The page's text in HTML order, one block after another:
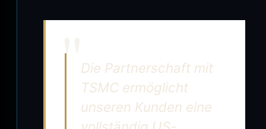
Die Partnerschaft mit
TSMC ermöglicht
unseren Kunden eine